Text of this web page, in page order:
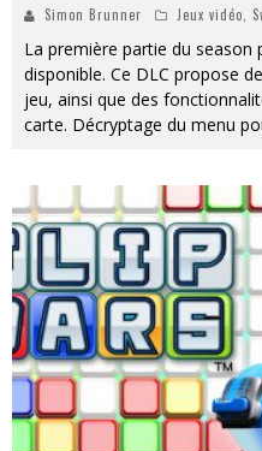
Simon Brunner Jeux vidéo
La première partie du
disponible. Ce DLC propose
jeu, ainsi que des
carte. Décryptage du menu